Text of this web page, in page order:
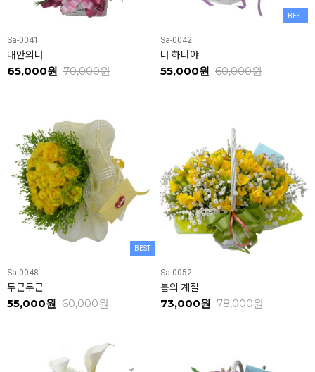
Sa-0041
내안의너
65,000원 70,000원
BEST
Sa-0042
너 하나야
55,000원 60,000원
BEST
Sa-0048
두근두근
55,000원 60,000원
Sa-0052
봄의 계절
73,000원 78,000원